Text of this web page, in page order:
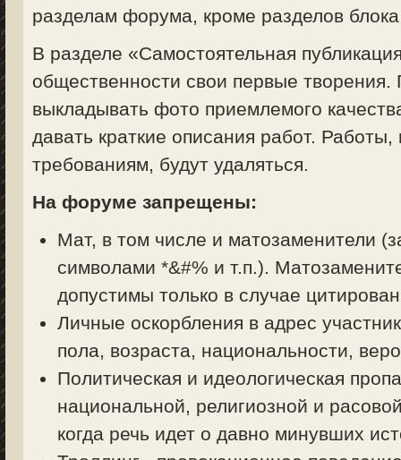
разделам форума, кроме разделов
В разделе «Самостоятельная
общественности свои первые
выкладывать фото приемлемого
давать краткие описания работ.
требованиям, будут удаляться.
На форуме запрещены:
Мат, в том числе и матозаменители
символами *&#% и т.п.).
допустимы только в случае
Личные оскорбления в адрес
пола, возраста, национальности,
Политическая и идеологическая
национальной, религиозной и
когда речь идет о давно минувших